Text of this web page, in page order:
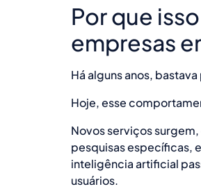
Por que
empresas
Há alguns anos,
Hoje, esse
Novos serviços
pesquisas específicas,
inteligência artificial
usuários.